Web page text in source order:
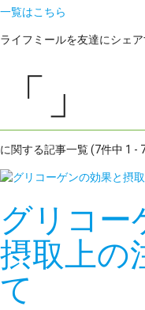
一覧はこちら
ライフミールを友達にシェア
「」
に関する記事一覧 (7件中 1 -
グリコー
摂取上の
て